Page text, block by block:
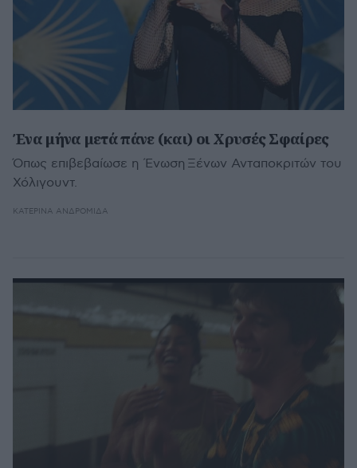
Ένα μήνα μετά πάνε (και) οι Χρυσές Σφαίρες
Όπως επιβεβαίωσε η Ένωση Ξένων Ανταποκριτών του
Χόλιγουντ.
ΚΑΤΕΡΊΝΑ ΑΝΔΡΟΜΙΔΆ